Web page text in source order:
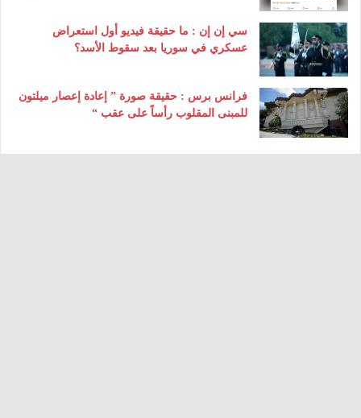
سي إن إن : ما حقيقة فيديو أول استعراض
عسكري في سوريا بعد سقوط الأسد؟
فرانس برس : حقيقة صورة ” إعادة إعصار ميلتون
للمبنى المقلوب رأساً على عقب “